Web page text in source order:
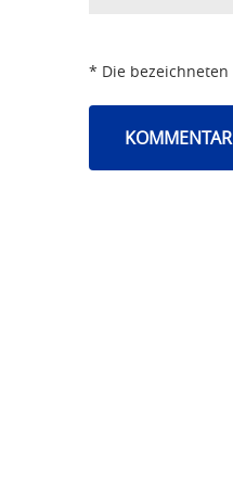
* Die bezeichneten